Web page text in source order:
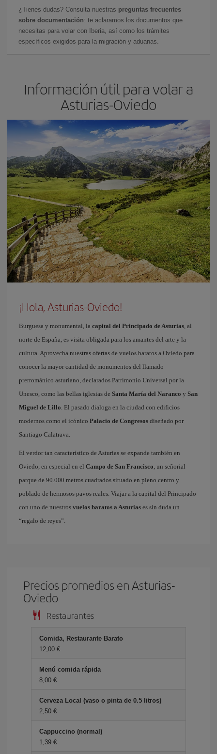
¿Tienes dudas? Consulta nuestras preguntas frecuentes
sobre documentación: te aclaramos los documentos que
necesitas para volar con Iberia, así como los trámites
específicos exigidos para la migración y aduanas.
Información útil para volar a
Asturias-Oviedo
¡Hola, Asturias-Oviedo!
Burguesa y monumental, la capital del Principado de Asturias, al
norte de España, es visita obligada para los amantes del arte y la
cultura. Aprovecha nuestras ofertas de vuelos baratos a Oviedo para
conocer la mayor cantidad de monumentos del llamado
prerrománico asturiano, declarados Patrimonio Universal por la
Unesco, como las bellas iglesias de Santa María del Naranco y San
Miguel de Lillo. El pasado dialoga en la ciudad con edificios
modernos como el icónico Palacio de Congresos diseñado por
Santiago Calatrava.
El verdor tan característico de Asturias se expande también en
Oviedo, en especial en el Campo de San Francisco, un señorial
parque de 90.000 metros cuadrados situado en pleno centro y
poblado de hermosos pavos reales. Viajar a la capital del Principado
con uno de nuestros vuelos baratos a Asturias es sin duda un
“regalo de reyes”.
Precios promedios en Asturias-
Oviedo
Restaurantes
Comida, Restaurante Barato
12,00 €
Menú comida rápida
8,00 €
Cerveza Local (vaso o pinta de 0.5 litros)
2,50 €
Cappuccino (normal)
1,39 €